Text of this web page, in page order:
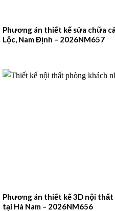
Phương án thiết kế sửa chữa
Lộc, Nam Định – 2026NM657
Phương án thiết kế 3D nội thất
tại Hà Nam – 2026NM656